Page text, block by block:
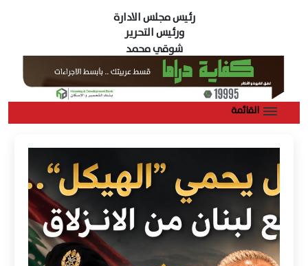
رئيس مجلس الادارة
ورئيس التحرير
شوقي محمد
القائمة